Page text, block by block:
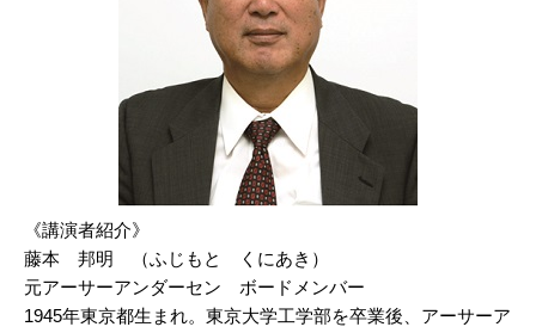
《講演者紹介》
藤本 邦明 （ふじもと くにあき）
元アーサーアンダーセン ボードメンバー
1945年東京都生まれ。東京大学工学部を卒業後、アーサーア